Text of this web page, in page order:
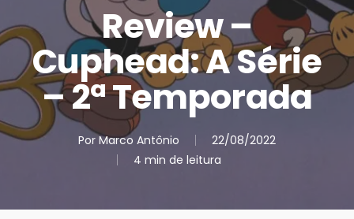
Review –
Cuphead: A Série
– 2ª Temporada
Por Marco Antônio
22/08/2022
4 min de leitura